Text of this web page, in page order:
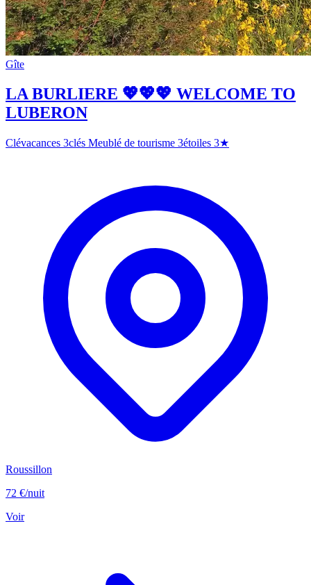
Gîte
LA BURLIERE 💖💖💖 WELCOME TO
LUBERON
Clévacances 3clés Meublé de tourisme 3étoiles 3★
Roussillon
72 €/nuit
Voir